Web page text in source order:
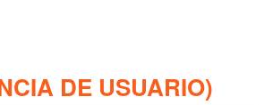
DE USUARIO)